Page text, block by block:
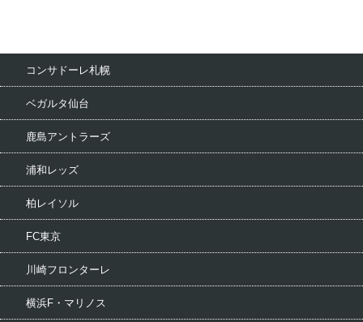
コンサドーレ札幌
ベガルタ仙台
鹿島アントラーズ
浦和レッズ
柏レイソル
FC東京
川崎フロンターレ
横浜F・マリノス